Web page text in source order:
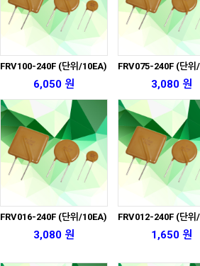
FRV100-240F (단위/10EA)
6,050 원
FRV075-240F (단위
3,080 원
FRV016-240F (단위/10EA)
3,080 원
FRV012-240F (단위
1,650 원